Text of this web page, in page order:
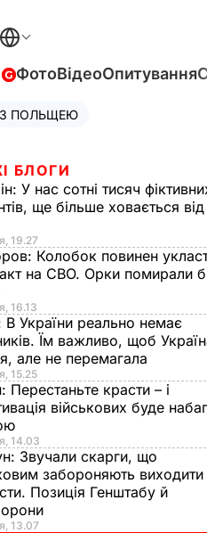
ФотоВідеоОпитування
ПОЛЬЩЕЮ
БЛОГИ
У нас сотні тисяч
ще більше ховається від
19.27
Колобок повинен
на СВО. Орки помирали б
16.13
В України реально немає
Їм важливо, щоб
але не перемагала
15.25
Перестаньте красти – і
військових буде
14.03
Звучали скарги, що
забороняють виходити
Позиція Генштабу й
13.07